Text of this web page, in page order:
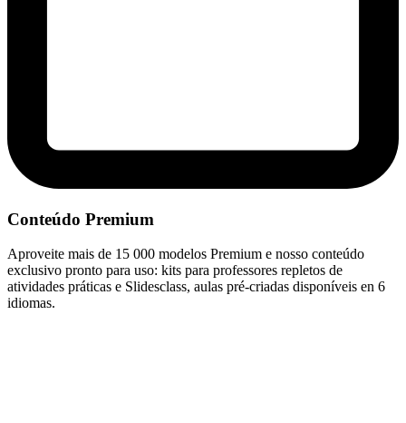
Conteúdo Premium
Aproveite mais de 15 000 modelos Premium e nosso conteúdo
exclusivo pronto para uso: kits para professores repletos de
atividades práticas e Slidesclass, aulas pré-criadas disponíveis en 6
idiomas.